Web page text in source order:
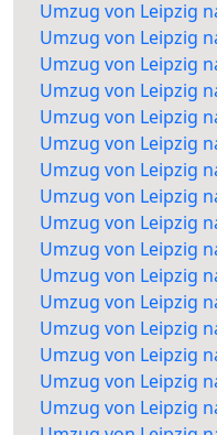
Umzug von Leipzig
Umzug von Leipzig
Umzug von Leipzig
Umzug von Leipzig
Umzug von Leipzig
Umzug von Leipzig
Umzug von Leipzig
Umzug von Leipzig
Umzug von Leipzig
Umzug von Leipzig
Umzug von Leipzig
Umzug von Leipzig
Umzug von Leipzig
Umzug von Leipzig
Umzug von Leipzig
Umzug von Leipzig